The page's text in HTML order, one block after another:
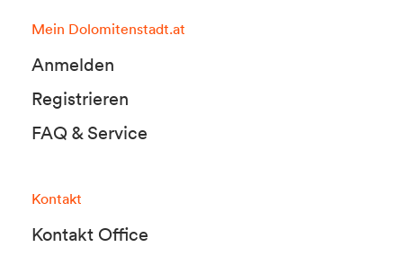
Mein Dolomitenstadt.at
Anmelden
Registrieren
FAQ & Service
Kontakt
Kontakt Office